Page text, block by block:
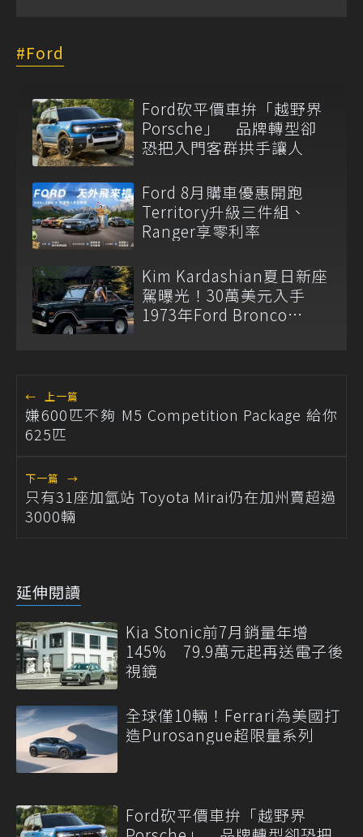
Ford
Ford砍平價車拚「越野界
Porsche」 品牌轉型卻
恐把入門客群拱手讓人
Ford 8月購車優惠開跑
Territory升級三件組、
Ranger享零利率
Kim Kardashian夏日新座
駕曝光！30萬美元入手
1973年Ford Bronco
← 上一篇
嫌600匹不夠 M5 Competition Package 給你
625匹
下一篇 →
只有31座加氫站 Toyota Mirai仍在加州賣超過
3000輛
延伸閱讀
Kia Stonic前7月銷量年增
145% 79.9萬元起再送電子後
視鏡
全球僅10輛！Ferrari為美國打
造Purosangue超限量系列
Ford砍平價車拚「越野界